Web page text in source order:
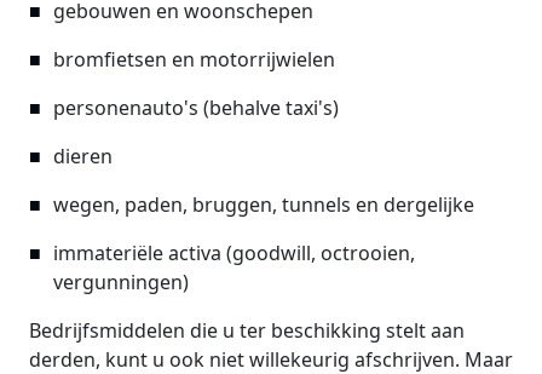
gebouwen en woonschepen
bromfietsen en motorrijwielen
personenauto's (behalve taxi's)
dieren
wegen, paden, bruggen, tunnels en dergelijke
immateriële activa (goodwill, octrooien,
vergunningen)
Bedrijfsmiddelen die u ter beschikking stelt aan
derden, kunt u ook niet willekeurig afschrijven. Maar